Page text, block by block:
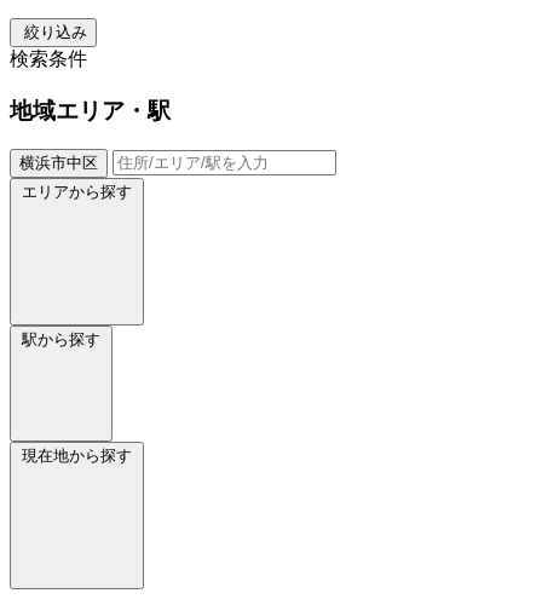
絞り込み
検索条件
地域エリア・駅
横浜市中区
エリアから探す
駅から探す
現在地から探す